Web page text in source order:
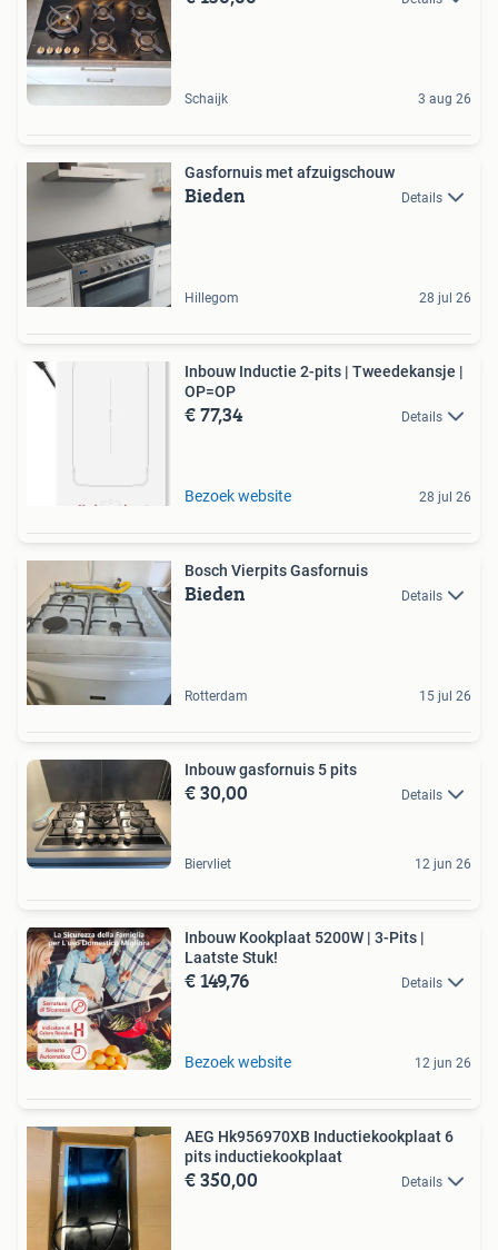
Schaijk 3 aug 26
Gasfornuis met afzuigschouw
Bieden Details
Hillegom 28 jul 26
Inbouw Inductie 2-pits | Tweedekansje |
OP=OP
€ 77,34 Details
Bezoek website 28 jul 26
Bosch Vierpits Gasfornuis
Bieden Details
Rotterdam 15 jul 26
Inbouw gasfornuis 5 pits
€ 30,00 Details
Biervliet 12 jun 26
Inbouw Kookplaat 5200W | 3-Pits |
Laatste Stuk!
€ 149,76 Details
Bezoek website 12 jun 26
AEG Hk956970XB Inductiekookplaat 6
pits inductiekookplaat
€ 350,00 Details